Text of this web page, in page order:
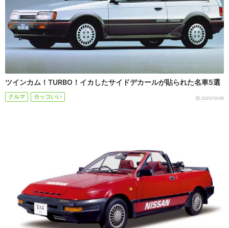
ツインカム！TURBO！イカしたサイドデカールが貼られた名車5選
クルマ カッコいい 2020/10/06